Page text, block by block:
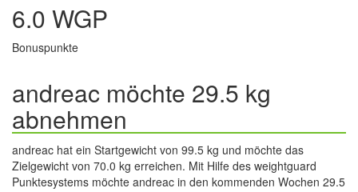
6.0 WGP
Bonuspunkte
andreac möchte 29.5 kg
abnehmen
andreac hat ein Startgewicht von 99.5 kg und möchte das
Zielgewicht von 70.0 kg erreichen. Mit Hilfe des weightguard
Punktesystems möchte andreac in den kommenden Wochen 29.5